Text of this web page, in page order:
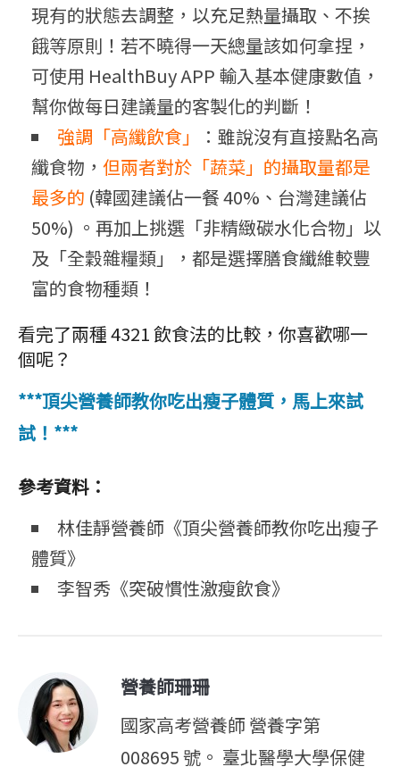
現有的狀態去調整，以充足熱量攝取、不挨
餓等原則！若不曉得一天總量該如何拿捏，
可使用 HealthBuy APP 輸入基本健康數值，
幫你做每日建議量的客製化的判斷！
強調「高纖飲食」
：雖說沒有直接點名高
纖食物， 但兩者對於「蔬菜」的攝取量都是
最多的 (韓國建議佔一餐 40%、台灣建議佔
50%) 。再加上挑選「非精緻碳水化合物」以
及「全穀雜糧類」，都是選擇膳食纖維較豐
富的食物種類！
看完了兩種 4321 飲食法的比較，你喜歡哪一
個呢？
***頂尖營養師教你吃出瘦子體質，馬上來試
試！***
參考資料：
林佳靜營養師《頂尖營養師教你吃出瘦子
體質》
李智秀《突破慣性激瘦飲食》
營養師珊珊
國家高考營養師 營養字第
008695 號。 臺北醫學大學保健